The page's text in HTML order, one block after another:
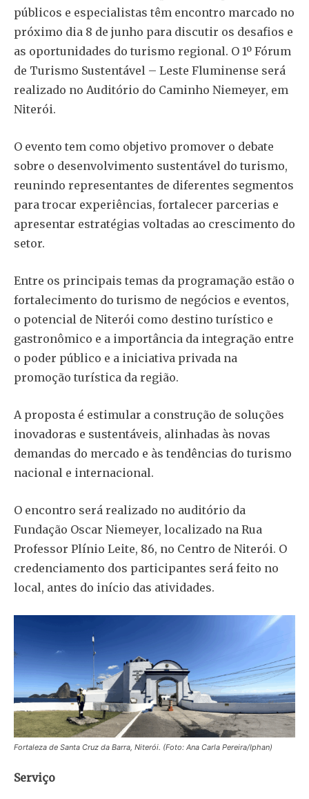
públicos e especialistas têm encontro marcado no
próximo dia 8 de junho para discutir os desafios e
as oportunidades do turismo regional. O 1º Fórum
de Turismo Sustentável – Leste Fluminense será
realizado no Auditório do Caminho Niemeyer, em
Niterói.
O evento tem como objetivo promover o debate
sobre o desenvolvimento sustentável do turismo,
reunindo representantes de diferentes segmentos
para trocar experiências, fortalecer parcerias e
apresentar estratégias voltadas ao crescimento do
setor.
Entre os principais temas da programação estão o
fortalecimento do turismo de negócios e eventos,
o potencial de Niterói como destino turístico e
gastronômico e a importância da integração entre
o poder público e a iniciativa privada na
promoção turística da região.
A proposta é estimular a construção de soluções
inovadoras e sustentáveis, alinhadas às novas
demandas do mercado e às tendências do turismo
nacional e internacional.
O encontro será realizado no auditório da
Fundação Oscar Niemeyer, localizado na Rua
Professor Plínio Leite, 86, no Centro de Niterói. O
credenciamento dos participantes será feito no
local, antes do início das atividades.
Fortaleza de Santa Cruz da Barra, Niterói. (Foto: Ana Carla Pereira/Iphan)
Serviço